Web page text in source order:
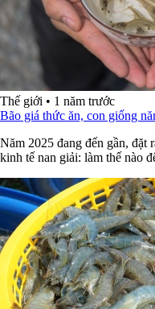
Thế giới • 1 năm trước
Bão giá thức ăn, con giống
Năm 2025 đang đến gần, đặt
kinh tế nan giải: làm thế nào